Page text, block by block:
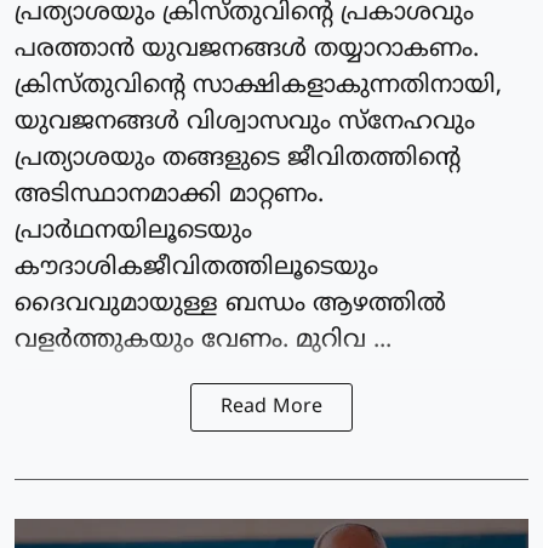
പ്രത്യാശയും ക്രിസ്തുവിന്റെ പ്രകാശവും
പരത്താന്‍ യുവജനങ്ങള്‍ തയ്യാറാകണം.
ക്രിസ്തുവിന്റെ സാക്ഷികളാകുന്നതിനായി,
യുവജനങ്ങള്‍ വിശ്വാസവും സ്‌നേഹവും
പ്രത്യാശയും തങ്ങളുടെ ജീവിതത്തിന്റെ
അടിസ്ഥാനമാക്കി മാറ്റണം.
പ്രാർഥനയിലൂടെയും
കൗദാശികജീവിതത്തിലൂടെയും
ദൈവവുമായുള്ള ബന്ധം ആഴത്തില്‍
വളര്‍ത്തുകയും വേണം. മുറിവ ...
Read More